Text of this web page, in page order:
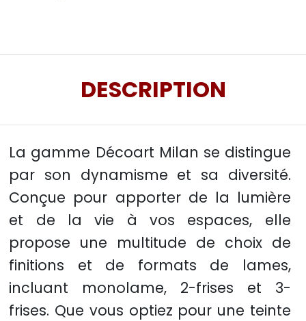
DESCRIPTION
La gamme Décoart Milan se distingue
par son dynamisme et sa diversité.
Conçue pour apporter de la lumière
et de la vie à vos espaces, elle
propose une multitude de choix de
finitions et de formats de lames,
incluant monolame, 2-frises et 3-
frises. Que vous optiez pour une teinte